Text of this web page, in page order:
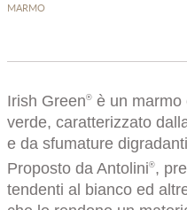
MARMO
Irish Green® è un marmo
verde, caratterizzato
e da sfumature
Proposto da Antolini®,
tendenti al bianco ed